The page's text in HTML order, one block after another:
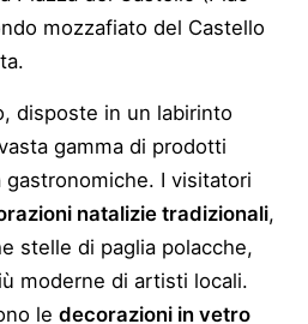
mozzafiato del Castello
disposte in un labirinto
gamma di prodotti
I visitatori
natalizie tradizionali,
stelle di paglia polacche,
moderne di artisti locali.
ledecorazioni in vetro